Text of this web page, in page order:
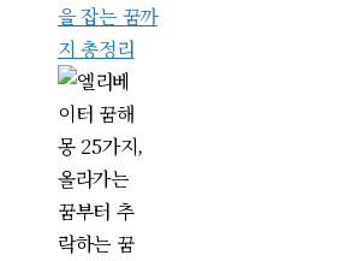
을 잡는 꿈까
지 총정리